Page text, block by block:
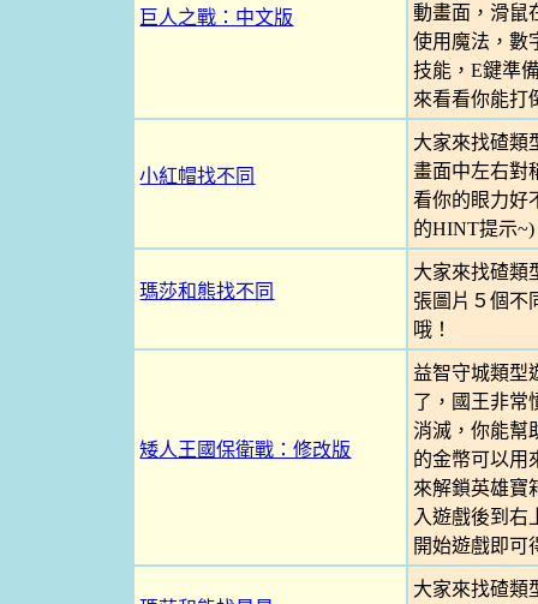
巨人之戰：中文版
動畫面，滑鼠
使用魔法，數
技能，E鍵準
來看看你能打
小紅帽找不同
大家來找碴類
畫面中左右對
看你的眼力好
的HINT提示~)
瑪莎和熊找不同
大家來找碴類
張圖片５個不
哦！
矮人王國保衛戰：修改版
益智守城類型
了，國王非常
消滅，你能幫
的金幣可以用
來解鎖英雄寶
入遊戲後到右
開始遊戲即可
大家來找碴類